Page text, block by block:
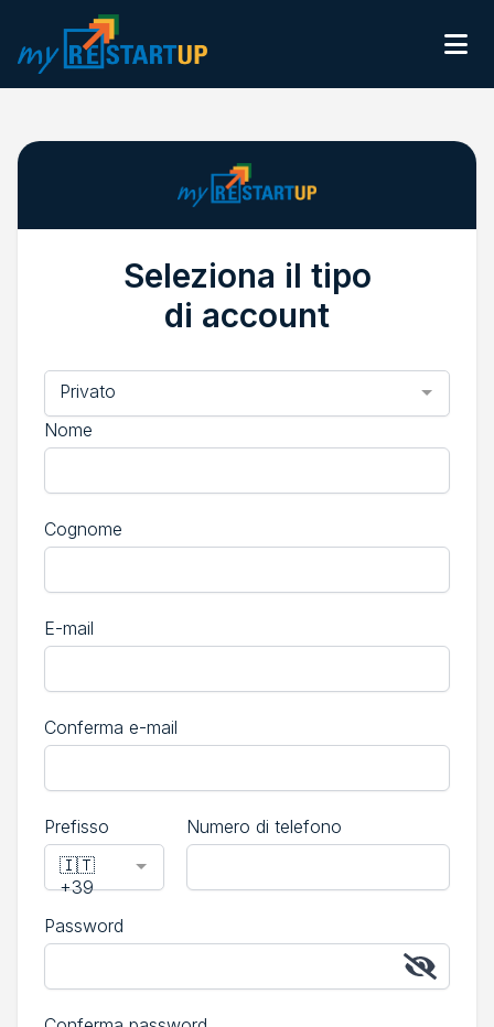
RACCOGLI
CHI SIAMO
REGISTRATI
Seleziona il tipo
di account
Seleziona una opzione
Privato
Nome
Cognome
E-mail
Conferma e-mail
Prefisso
🇮🇹
+39
Numero di telefono
Password